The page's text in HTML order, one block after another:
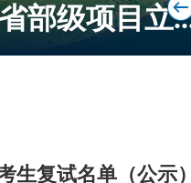
质教学资源
生复试名单（公示